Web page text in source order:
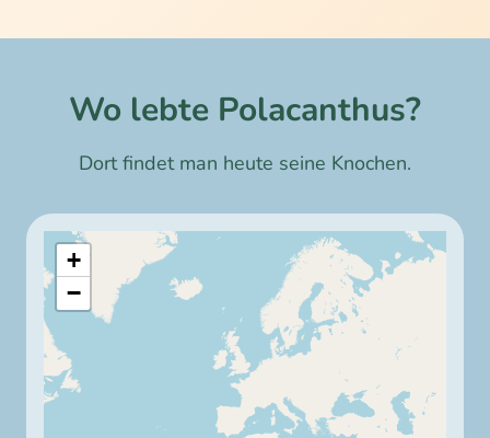
Wo lebte Polacanthus?
Dort findet man heute seine Knochen.
+
−